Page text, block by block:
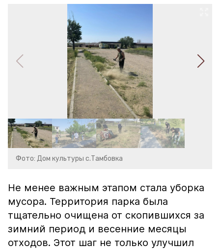
Фото: Дом культуры с.Тамбовка
Не менее важным этапом стала уборка
мусора. Территория парка была
тщательно очищена от скопившихся за
зимний период и весенние месяцы
отходов. Этот шаг не только улучшил